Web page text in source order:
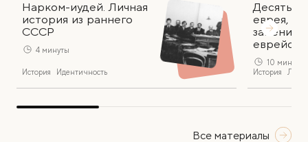
Нарком-иудей. Личная
история из раннего
СССР
4 минуты
История Идентичность
Десять
еврея,
10 минут
История
Все материалы